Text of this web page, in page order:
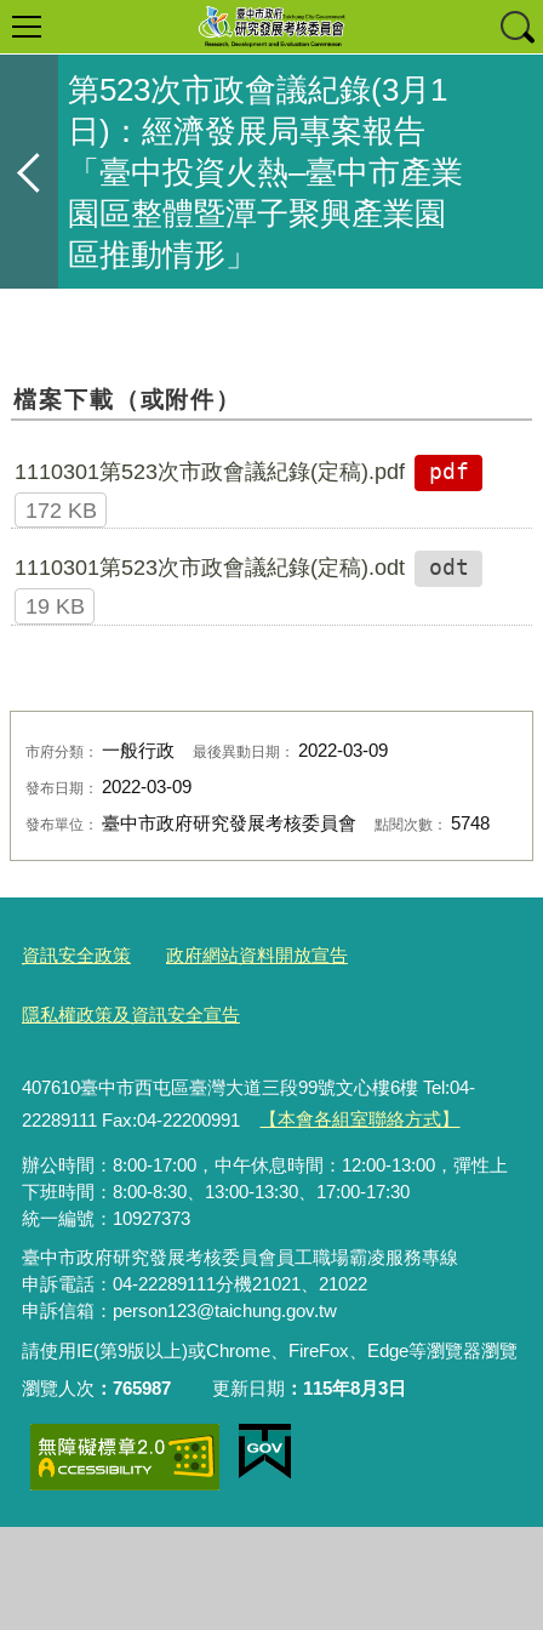
第523次市政會議紀錄(3月1
日)：經濟發展局專案報告
「臺中投資火熱–臺中市產業
園區整體暨潭子聚興產業園
區推動情形」
檔案下載（或附件）
1110301第523次市政會議紀錄(定稿).pdf
pdf
172 KB
1110301第523次市政會議紀錄(定稿).odt
odt
19 KB
市府分類： 一般行政 最後異動日期： 2022-03-09
發布日期： 2022-03-09
發布單位： 臺中市政府研究發展考核委員會 點閱次數： 5748
資訊安全政策 政府網站資料開放宣告
隱私權政策及資訊安全宣告
407610臺中市西屯區臺灣大道三段99號文心樓6樓 Tel:04-
22289111 Fax:04-22200991
【本會各組室聯絡方式】
辦公時間：8:00-17:00，中午休息時間：12:00-13:00，彈性上
下班時間：8:00-8:30、13:00-13:30、17:00-17:30
統一編號：10927373
臺中市政府研究發展考核委員會員工職場霸凌服務專線
申訴電話：04-22289111分機21021、21022
申訴信箱：person123@taichung.gov.tw
請使用IE(第9版以上)或Chrome、FireFox、Edge等瀏覽器瀏覽
瀏覽人次
765987 更新日期 115年8月3日